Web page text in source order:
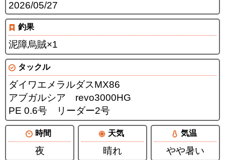
2026/05/27
釣果
泥障烏賊×1
タックル
ダイワエメラルダスMX86
アブガルシア revo3000HG
PE 0.6号 リーダー2号
時間
夜
天気
晴れ
気温
やや暑い